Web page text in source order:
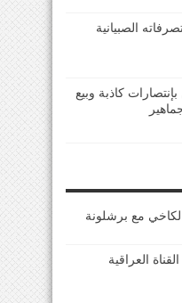
الصبيانية
كاذبة وبيع
مع برشلونة
العراقية